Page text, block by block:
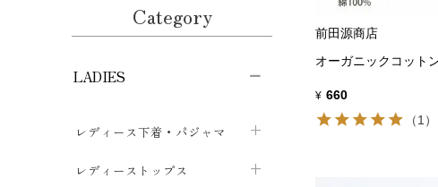
Category
LADIES
レディース下着・パジャマ
ブラジャーchevron_right
レディーストップス
前田源商店
オーガニックコット
¥ 660
（1）